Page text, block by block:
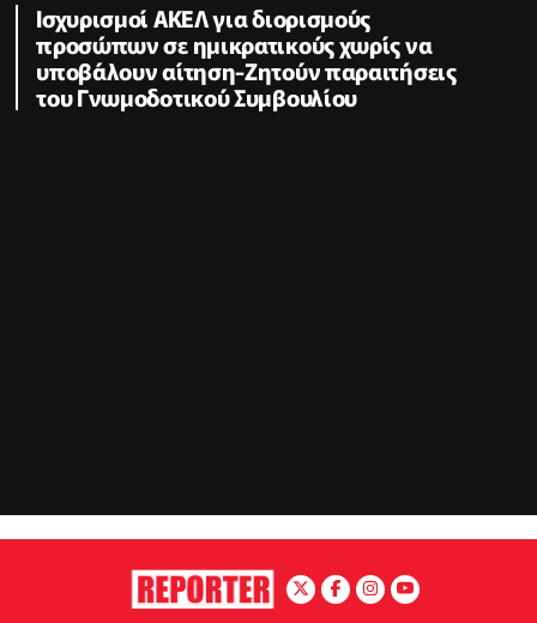
Ισχυρισμοί ΑΚΕΛ για διορισμούς
προσώπων σε ημικρατικούς χωρίς να
υποβάλουν αίτηση-Ζητούν παραιτήσεις
του Γνωμοδοτικού Συμβουλίου